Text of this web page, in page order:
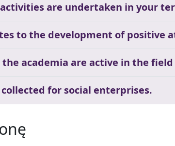
activities are undertaken in your
to the development of positive
academia are active in the
for social enterprises.